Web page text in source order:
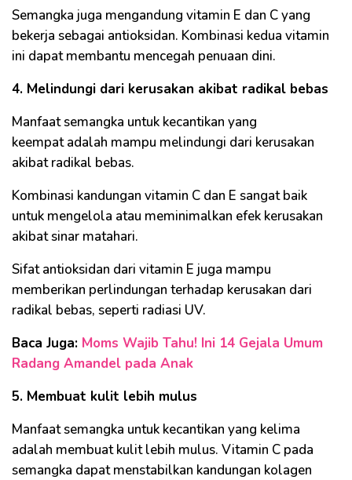
Semangka juga mengandung vitamin E dan C yang
bekerja sebagai antioksidan. Kombinasi kedua vitamin
ini dapat membantu mencegah penuaan dini.
4. Melindungi dari kerusakan akibat radikal bebas
Manfaat semangka untuk kecantikan yang
keempat adalah mampu melindungi dari kerusakan
akibat radikal bebas.
Kombinasi kandungan vitamin C dan E sangat baik
untuk mengelola atau meminimalkan efek kerusakan
akibat sinar matahari.
Sifat antioksidan dari vitamin E juga mampu
memberikan perlindungan terhadap kerusakan dari
radikal bebas, seperti radiasi UV.
Baca Juga: Moms Wajib Tahu! Ini 14 Gejala Umum
Radang Amandel pada Anak
5. Membuat kulit lebih mulus
Manfaat semangka untuk kecantikan yang kelima
adalah membuat kulit lebih mulus. Vitamin C pada
semangka dapat menstabilkan kandungan kolagen